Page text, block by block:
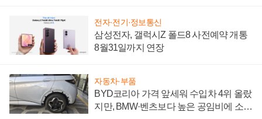
전자·전기·정보통신
삼성전자, 갤럭시Z 폴드8 사전예약 개통
8월31일까지 연장
자동차·부품
BYD코리아 가격 앞세워 수입차 4위 올랐
지만, BMW·벤츠보다 높은 공임비에 소비